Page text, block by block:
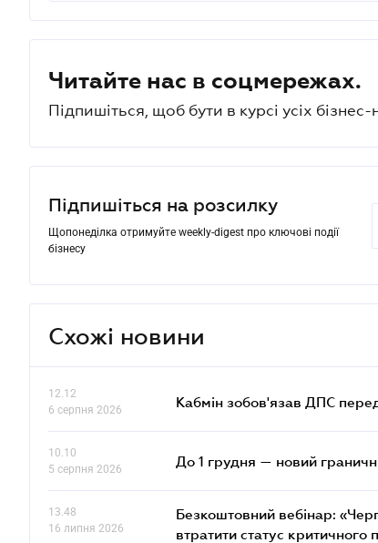
Читайте нас в соцмережах.
Підпишіться, щоб бути в курсі усіх
Підпишіться на розсилку
Щопонеділка отримуйте weekly-digest про ключові події
бізнесу
Схожі новини
12.12
6 серпня 2026
Кабмін зобов'язав ДПС
10.10
5 серпня 2026
До 1 грудня — новий
13.48
16 липня 2026
Безкоштовний вебінар:
втратити статус критичного